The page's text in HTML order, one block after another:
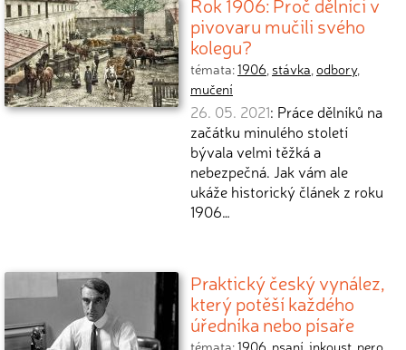
pivovaru mučili svého
kolegu?
témata:1906, stávka,odbory,
mučení
26. 05. 2021: Práce dělníků na
začátku minulého století
bývala velmi těžká a
nebezpečná. Jak vám ale
ukáže historický článek z roku
1906…
Praktický český vynález,
který potěší každého
úředníka nebo písaře
témata:1906 psaní inkoust pero